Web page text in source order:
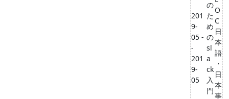
201
9-
05 -
-
201
9-
05
の
た
め
の
sl
a
ck
入
門
O
C
⽇
本
語
・
⽇
本
事